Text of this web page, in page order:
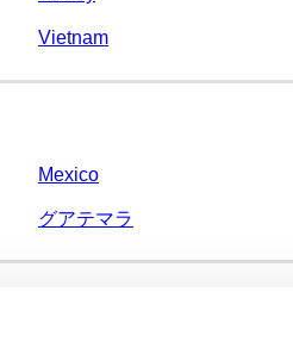
Vietnam
Mexico
グアテマラ